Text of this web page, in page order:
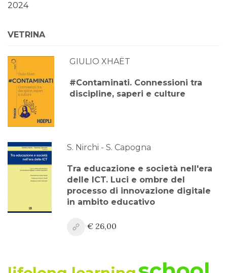
2024
2024
Anno XVI, Numero 2
2024
Anno XVI, Numero 1
2024
2023
Anno XV, Numero 3
Anno XV, Numero 2
2023
Anno XV, Numero 1
Anno XV
VETRINA
GIULIO XHAËT
#Contaminati. Connessioni tra
discipline, saperi e culture
S. Nirchi - S. Capogna
Tra educazione e società nell'era
delle ICT. Luci e ombre del
processo di innovazione digitale
in ambito educativo
€ 26,00